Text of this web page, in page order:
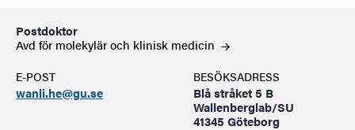
Postdoktor
Avd för molekylär och klinisk medicin
E-POST
wanli.he@gu.se
BESÖKSADRESS
Blå stråket 5 B
Wallenberglab/SU
41345 Göteborg